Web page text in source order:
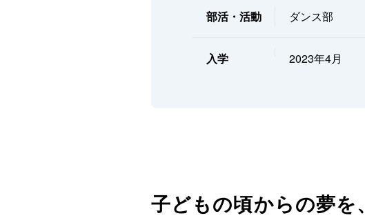
部活・活動 ダンス部
入学 2023年4月
子どもの頃からの夢